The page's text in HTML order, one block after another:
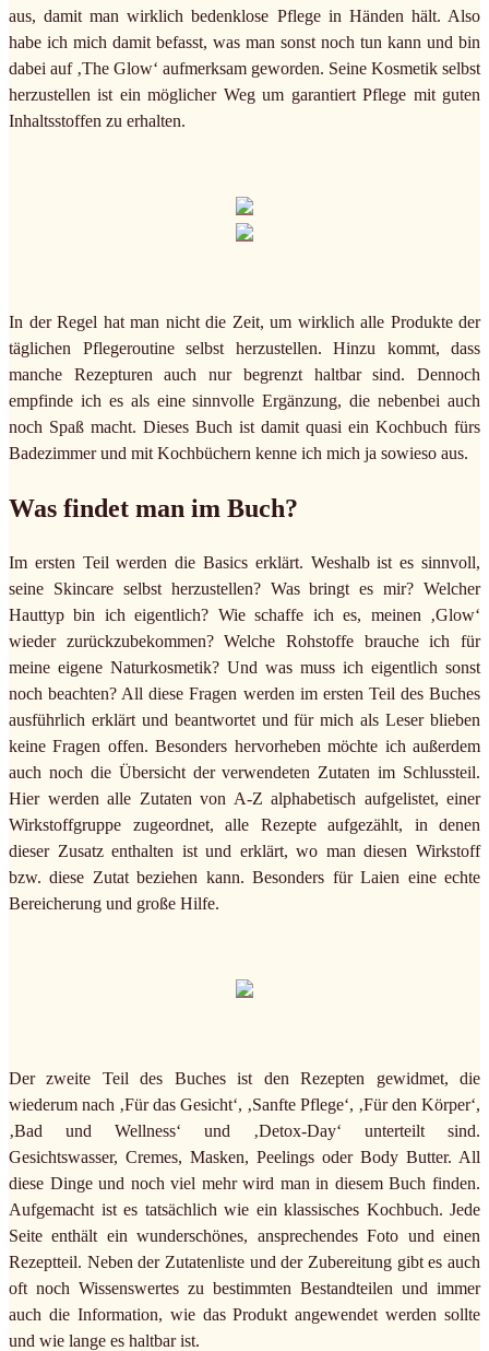
aus, damit man wirklich bedenklose Pflege in Händen hält. Also
habe ich mich damit befasst, was man sonst noch tun kann und bin
dabei auf ‚The Glow‘ aufmerksam geworden. Seine Kosmetik selbst
herzustellen ist ein möglicher Weg um garantiert Pflege mit guten
Inhaltsstoffen zu erhalten.
In der Regel hat man nicht die Zeit, um wirklich alle Produkte der
täglichen Pflegeroutine selbst herzustellen. Hinzu kommt, dass
manche Rezepturen auch nur begrenzt haltbar sind. Dennoch
empfinde ich es als eine sinnvolle Ergänzung, die nebenbei auch
noch Spaß macht. Dieses Buch ist damit quasi ein Kochbuch fürs
Badezimmer und mit Kochbüchern kenne ich mich ja sowieso aus.
Was findet man im Buch?
Im ersten Teil werden die Basics erklärt. Weshalb ist es sinnvoll,
seine Skincare selbst herzustellen? Was bringt es mir? Welcher
Hauttyp bin ich eigentlich? Wie schaffe ich es, meinen ‚Glow‘
wieder zurückzubekommen? Welche Rohstoffe brauche ich für
meine eigene Naturkosmetik? Und was muss ich eigentlich sonst
noch beachten? All diese Fragen werden im ersten Teil des Buches
ausführlich erklärt und beantwortet und für mich als Leser blieben
keine Fragen offen. Besonders hervorheben möchte ich außerdem
auch noch die Übersicht der verwendeten Zutaten im Schlussteil.
Hier werden alle Zutaten von A-Z alphabetisch aufgelistet, einer
Wirkstoffgruppe zugeordnet, alle Rezepte aufgezählt, in denen
dieser Zusatz enthalten ist und erklärt, wo man diesen Wirkstoff
bzw. diese Zutat beziehen kann. Besonders für Laien eine echte
Bereicherung und große Hilfe.
Der zweite Teil des Buches ist den Rezepten gewidmet, die
wiederum nach ‚Für das Gesicht‘, ‚Sanfte Pflege‘, ‚Für den Körper‘,
‚Bad und Wellness‘ und ‚Detox-Day‘ unterteilt sind.
Gesichtswasser, Cremes, Masken, Peelings oder Body Butter. All
diese Dinge und noch viel mehr wird man in diesem Buch finden.
Aufgemacht ist es tatsächlich wie ein klassisches Kochbuch. Jede
Seite enthält ein wunderschönes, ansprechendes Foto und einen
Rezeptteil. Neben der Zutatenliste und der Zubereitung gibt es auch
oft noch Wissenswertes zu bestimmten Bestandteilen und immer
auch die Information, wie das Produkt angewendet werden sollte
und wie lange es haltbar ist.